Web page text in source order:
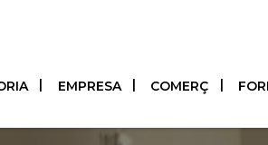
EMPRESA COMERÇ